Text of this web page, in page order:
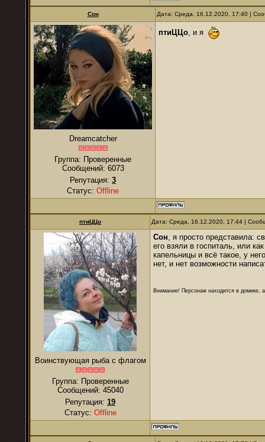
Сон Дата: Среда, 16.12.2020, 17:40 |
Dreamcatcher
Группа: Проверенные
Сообщений: 6073
Репутация: 3
Статус: Offline
птиЦЦо , и я
птиЦЦо Дата: Среда, 16.12.2020, 17:44 |
Воинствующая рыба с флагом
Группа: Проверенные
Сообщений: 45040
Репутация: 19
Статус: Offline
Сон, я просто представила:
его взяли в госпиталь, или
капельницы и всё такое, у
нет, и нет возможности
Внимание! Персонаж находится в домике,